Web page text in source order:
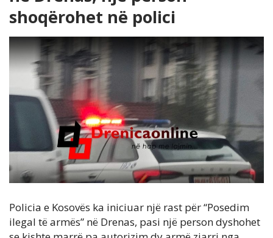
shoqërohet në polici
Policia e Kosovës ka iniciuar një rast për “Posedim
ilegal të armës” në Drenas, pasi një person dyshohet